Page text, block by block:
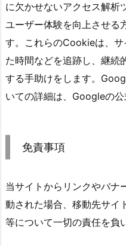
に欠かせないアクセス解析
ユーザー体験を向上させる
す。これらのСооkіеは、
た時間などを追跡し、継続
する手助けをします。
いての詳細は、Gооglеの公
免責事項
当サイトからリンクやバナ
動された場合、移動先サイ
等について一切の責任を負